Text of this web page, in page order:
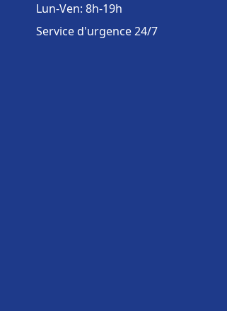
Lun-Ven: 8h-19h
Service d'urgence 24/7